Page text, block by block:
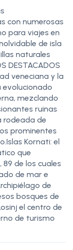
con numerosas
para viajes en
de isla
naturales
DESTACADOS
veneciana y la
mezclando
ruinas
rodeada de
prominentes
Kornati: el
que
89 de los cuales
de mar e
de
bosques de
el centro de
de turismo